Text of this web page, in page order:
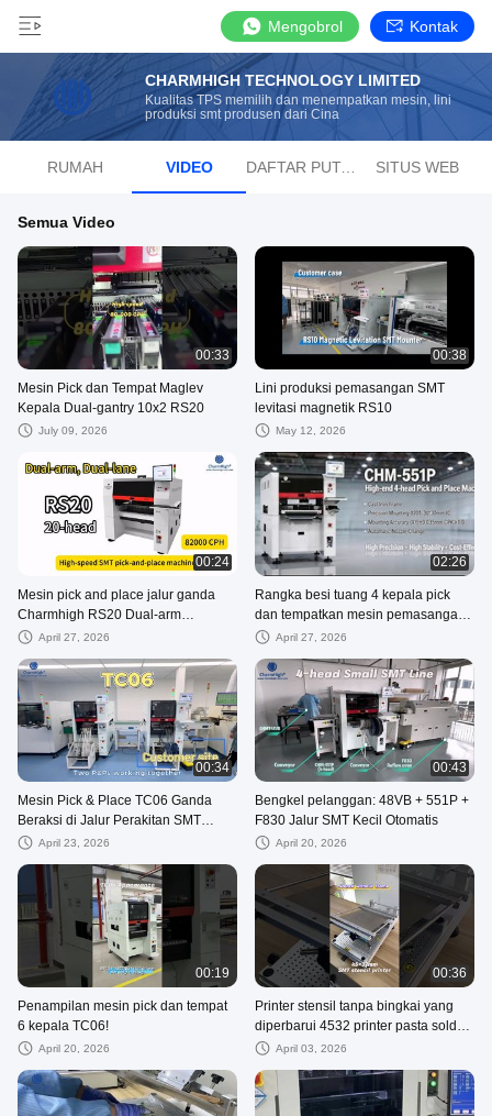
Mengobrol Kontak
CHARMHIGH TECHNOLOGY LIMITED
Kualitas TPS memilih dan menempatkan mesin, lini
produksi smt produsen dari Cina
RUMAH VIDEO DAFTAR PUTAR SITUS WEB
Semua Video
00:33
Mesin Pick dan Tempat Maglev
Kepala Dual-gantry 10x2 RS20
July 09, 2026
00:38
Lini produksi pemasangan SMT
levitasi magnetik RS10
May 12, 2026
00:24
Mesin pick and place jalur ganda
Charmhigh RS20 Dual-arm
82000CPH
April 27, 2026
02:26
Rangka besi tuang 4 kepala pick
dan tempatkan mesin pemasangan
campuran CHM-551P
April 27, 2026
00:34
Mesin Pick & Place TC06 Ganda
Beraksi di Jalur Perakitan SMT
Pelanggan
April 23, 2026
00:43
Bengkel pelanggan: 48VB + 551P +
F830 Jalur SMT Kecil Otomatis
April 20, 2026
00:19
Penampilan mesin pick dan tempat
6 kepala TC06!
April 20, 2026
00:36
Printer stensil tanpa bingkai yang
diperbarui 4532 printer pasta solder
tahunan bahan presisi tinggi
April 03, 2026